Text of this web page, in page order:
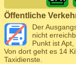
Öffentliche
Der
nicht
Punkt ist
Von dort geht es 14
Taxidienste.